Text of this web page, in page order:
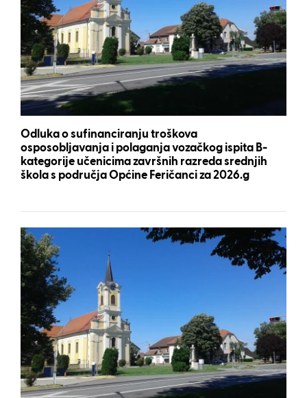
Odluka o sufinanciranju troškova
osposobljavanja i polaganja vozačkog ispita B-
kategorije učenicima završnih razreda srednjih
škola s područja Općine Feričanci za 2026.g